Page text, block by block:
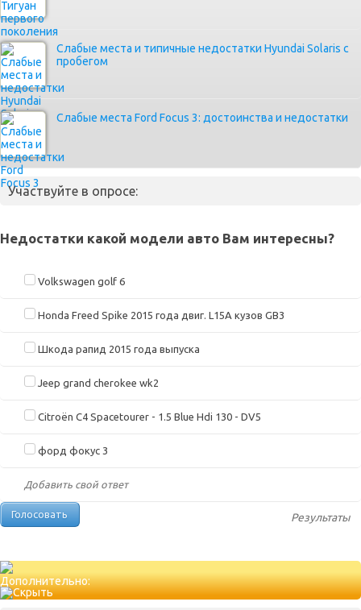
Слабые места и типичные недостатки Hyundai Solaris с
пробегом
Слабые места Ford Focus 3: достоинства и недостатки
Участвуйте в опросе:
Недостатки какой модели авто Вам интересны?
Volkswagen golf 6
Honda Freed Spike 2015 года двиг. L15A кузов GB3
Шкода рапид 2015 года выпуска
Jeep grand cherokee wk2
Citroën C4 Spacetourer - 1.5 Blue Hdi 130 - DV5
форд фокус 3
Добавить свой ответ
Результаты
Дополнительно: